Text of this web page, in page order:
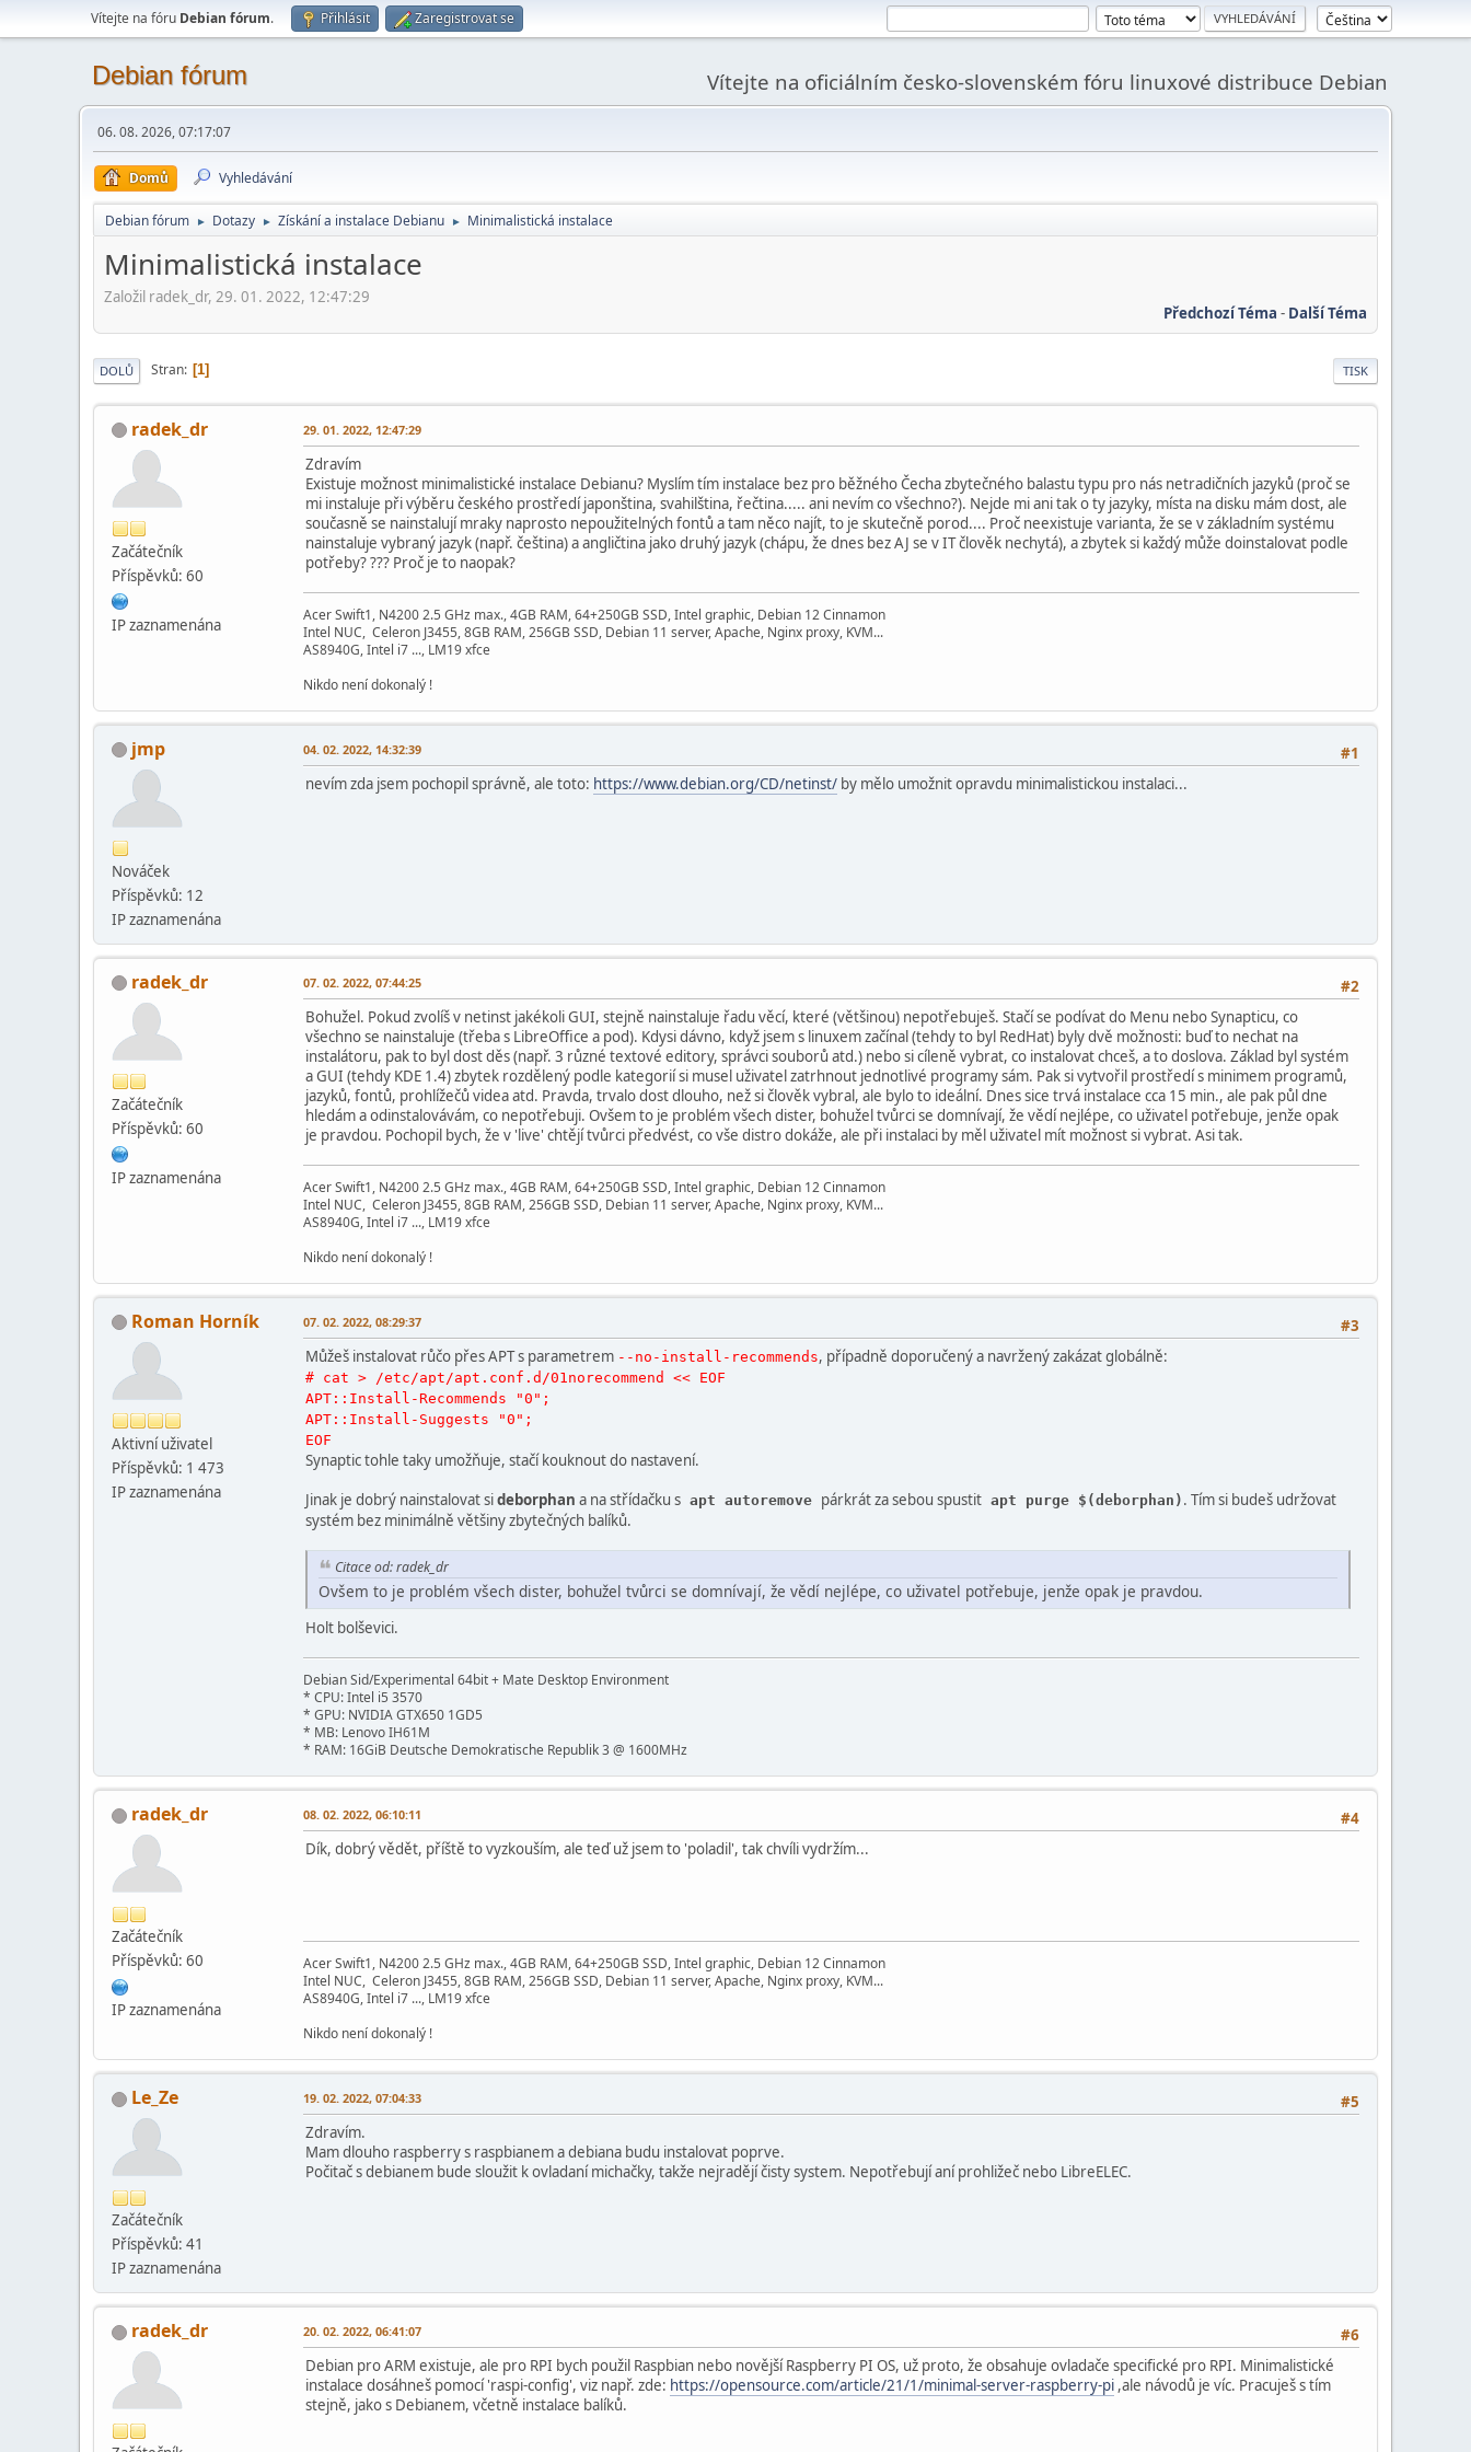
Vítejte na fóru Debian fórum. Přihlásit Zaregistrovat se
Debian fórum Vítejte na oficiálním česko-slovenském fóru linuxové distribuce Debian
06. 08. 2026, 07:17:07
Domů Vyhledávání
Debian fórum ► Dotazy ► Získání a instalace Debianu ► Minimalistická instalace
Minimalistická instalace
Založil radek_dr, 29. 01. 2022, 12:47:29
Předchozí Téma - Další Téma
TISK
DOLŮ Stran 1
radek_dr
Začátečník
Příspěvků: 60
IP zaznamenána
29. 01. 2022, 12:47:29
Zdravím
Existuje možnost minimalistické instalace Debianu? Myslím tím instalace bez pro běžného Čecha zbytečného balastu typu pro nás netradičních jazyků (proč se
mi instaluje při výběru českého prostředí japonština, svahilština, řečtina..... ani nevím co všechno?). Nejde mi ani tak o ty jazyky, místa na disku mám dost, ale
současně se nainstalují mraky naprosto nepoužitelných fontů a tam něco najít, to je skutečně porod.... Proč neexistuje varianta, že se v základním systému
nainstaluje vybraný jazyk (např. čeština) a angličtina jako druhý jazyk (chápu, že dnes bez AJ se v IT člověk nechytá), a zbytek si každý může doinstalovat podle
potřeby? ??? Proč je to naopak?
Acer Swift1, N4200 2.5 GHz max., 4GB RAM, 64+250GB SSD, Intel graphic, Debian 12 Cinnamon
Intel NUC, Celeron J3455, 8GB RAM, 256GB SSD, Debian 11 server, Apache, Nginx proxy, KVM...
AS8940G, Intel i7 ..., LM19 xfce
Nikdo není dokonalý !
jmp
Nováček
Příspěvků: 12
IP zaznamenána
#1
04. 02. 2022, 14:32:39
nevím zda jsem pochopil správně, ale toto: https://www.debian.org/CD/netinst/ by mělo umožnit opravdu minimalistickou instalaci...
radek_dr
Začátečník
Příspěvků: 60
IP zaznamenána
#2
07. 02. 2022, 07:44:25
Bohužel. Pokud zvolíš v netinst jakékoli GUI, stejně nainstaluje řadu věcí, které (většinou) nepotřebuješ. Stačí se podívat do Menu nebo Synapticu, co
všechno se nainstaluje (třeba s LibreOffice a pod). Kdysi dávno, když jsem s linuxem začínal (tehdy to byl RedHat) byly dvě možnosti: buď to nechat na
instalátoru, pak to byl dost děs (např. 3 různé textové editory, správci souborů atd.) nebo si cíleně vybrat, co instalovat chceš, a to doslova. Základ byl systém
a GUI (tehdy KDE 1.4) zbytek rozdělený podle kategorií si musel uživatel zatrhnout jednotlivé programy sám. Pak si vytvořil prostředí s minimem programů,
jazyků, fontů, prohlížečů videa atd. Pravda, trvalo dost dlouho, než si člověk vybral, ale bylo to ideální. Dnes sice trvá instalace cca 15 min., ale pak půl dne
hledám a odinstalovávám, co nepotřebuji. Ovšem to je problém všech dister, bohužel tvůrci se domnívají, že vědí nejlépe, co uživatel potřebuje, jenže opak
je pravdou. Pochopil bych, že v 'live' chtějí tvůrci předvést, co vše distro dokáže, ale při instalaci by měl uživatel mít možnost si vybrat. Asi tak.
Acer Swift1, N4200 2.5 GHz max., 4GB RAM, 64+250GB SSD, Intel graphic, Debian 12 Cinnamon
Intel NUC, Celeron J3455, 8GB RAM, 256GB SSD, Debian 11 server, Apache, Nginx proxy, KVM...
AS8940G, Intel i7 ..., LM19 xfce
Nikdo není dokonalý !
Roman Horník
Aktivní­ uživatel
Příspěvků: 1 473
IP zaznamenána
#3
07. 02. 2022, 08:29:37
Můžeš instalovat růčo přes APT s parametrem --no-install-recommends, případně doporučený a navržený zakázat globálně:
# cat > /etc/apt/apt.conf.d/01norecommend << EOF
APT::Install-Recommends "0";
APT::Install-Suggests "0";
EOF
Synaptic tohle taky umožňuje, stačí kouknout do nastavení.
Jinak je dobrý nainstalovat sideborphan a na střídačku s apt autoremove párkrát za sebou spustit apt purge $(deborphan) . Tím si budeš udržovat
systém bez minimálně většiny zbytečných balíků.
Citace od: radek_dr
Ovšem to je problém všech dister, bohužel tvůrci se domnívají, že vědí nejlépe, co uživatel potřebuje, jenže opak je pravdou.
Holt bolševici.
Debian Sid/Experimental 64bit + Mate Desktop Environment
* CPU: Intel i5 3570
* GPU: NVIDIA GTX650 1GD5
* MB: Lenovo IH61M
* RAM: 16GiB Deutsche Demokratische Republik 3 @ 1600MHz
radek_dr
Začátečník
Příspěvků: 60
IP zaznamenána
#4
08. 02. 2022, 06:10:11
Dík, dobrý vědět, příště to vyzkouším, ale teď už jsem to 'poladil', tak chvíli vydržím...
Acer Swift1, N4200 2.5 GHz max., 4GB RAM, 64+250GB SSD, Intel graphic, Debian 12 Cinnamon
Intel NUC, Celeron J3455, 8GB RAM, 256GB SSD, Debian 11 server, Apache, Nginx proxy, KVM...
AS8940G, Intel i7 ..., LM19 xfce
Nikdo není dokonalý !
Le_Ze
Začátečník
Příspěvků: 41
IP zaznamenána
#5
19. 02. 2022, 07:04:33
Zdravím.
Mam dlouho raspberry s raspbianem a debiana budu instalovat poprve.
Počitač s debianem bude sloužit k ovladaní michačky, takže nejradějí čisty system. Nepotřebují aní prohližeč nebo LibreELEC.
radek_dr #6
20. 02. 2022, 06:41:07
Debian pro ARM existuje, ale pro RPI bych použil Raspbian nebo novější Raspberry PI OS, už proto, že obsahuje ovladače specifické pro RPI. Minimalistické
instalace dosáhneš pomocí 'raspi-config', viz např. zde: https://opensource.com/article/21/1/minimal-server-raspberry-pi ,ale návodů je víc. Pracuješ s tím
stejně, jako s Debianem, včetně instalace balíků.